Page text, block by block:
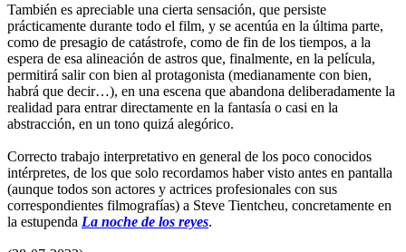
También es apreciable una cierta sensación, que persiste
prácticamente durante todo el film, y se acentúa en la última parte,
como de presagio de catástrofe, como de fin de los tiempos, a la
espera de esa alineación de astros que, finalmente, en la película,
permitirá salir con bien al protagonista (medianamente con bien,
habrá que decir…), en una escena que abandona deliberadamente la
realidad para entrar directamente en la fantasía o casi en la
abstracción, en un tono quizá alegórico.
Correcto trabajo interpretativo en general de los poco conocidos
intérpretes, de los que solo recordamos haber visto antes en pantalla
(aunque todos son actores y actrices profesionales con sus
correspondientes filmografías) a Steve Tientcheu, concretamente en
la estupenda La noche de los reyes.